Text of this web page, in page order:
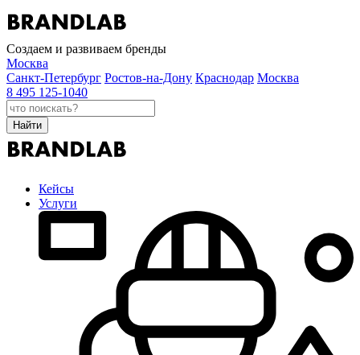
Создаем и развиваем бренды
Москва
Санкт-Петербург Ростов-на-Дону Краснодар Москва
8 495 125-1040
Найти
Кейсы
Услуги